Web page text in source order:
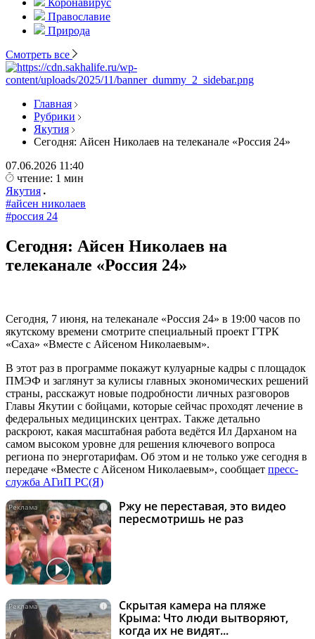
Коронавирус
Православие
Природа
Смотреть все
Главная
Рубрики
Якутия
Сегодня: Айсен Николаев на телеканале «Россия 24»
07.06.2026 11:40
чтение: 1 мин
Якутия
#айсен николаев
#россия 24
Сегодня: Айсен Николаев на
телеканале «Россия 24»
Сегодня, 7 июня, на телеканале «Россия 24» в 19:00 часов по
якутскому времени смотрите специальный проект ГТРК
«Саха» «Вместе с Айсеном Николаевым».
В этот раз в программе покажут кулуарные кадры с площадок
ПМЭФ и заглянут за кулисы главных экономических решений
страны, расскажут новые подробности личных разговоров
Главы Якутии с бойцами, которые сейчас проходят лечение в
федеральных медицинских центрах. Также детально
раскроют, какая масштабная работа ведётся Ил Дарханом на
самом высоком уровне для решения ключевого вопроса
региона по энерготарифам. Об этом и не только уже сегодня в
передаче «Вместе с Айсеном Николаевым», сообщает пресс-
служба АГиП РС(Я)
i
Ржу не переставая, это видео
пересмотришь не раз
i
Скрытая камера на пляже
Крыма: Что люди вытворяют,
когда их не видят...